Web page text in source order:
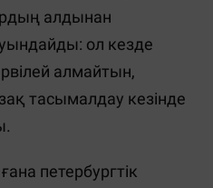
алдынан
ол кезде
алмайтын,
тасымалдау кезінде
петербургтік